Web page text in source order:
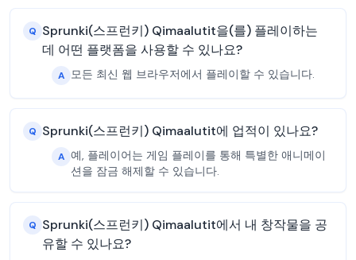
Q Sprunki(스프런키) Qimaalutit을(를) 플레이하는
데 어떤 플랫폼을 사용할 수 있나요?
A 모든 최신 웹 브라우저에서 플레이할 수 있습니다.
Q Sprunki(스프런키) Qimaalutit에 업적이 있나요?
A 예, 플레이어는 게임 플레이를 통해 특별한 애니메이
션을 잠금 해제할 수 있습니다.
Q Sprunki(스프런키) Qimaalutit에서 내 창작물을 공
유할 수 있나요?